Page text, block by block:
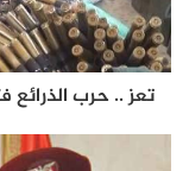
تعز .. حرب